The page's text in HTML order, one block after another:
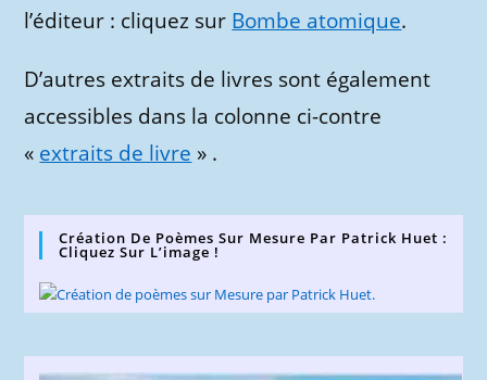
l’éditeur : cliquez sur Bombe atomique.
D’autres extraits de livres sont également
accessibles dans la colonne ci-contre
« extraits de livre » .
Création De Poèmes Sur Mesure Par Patrick Huet :
Cliquez Sur L’image !